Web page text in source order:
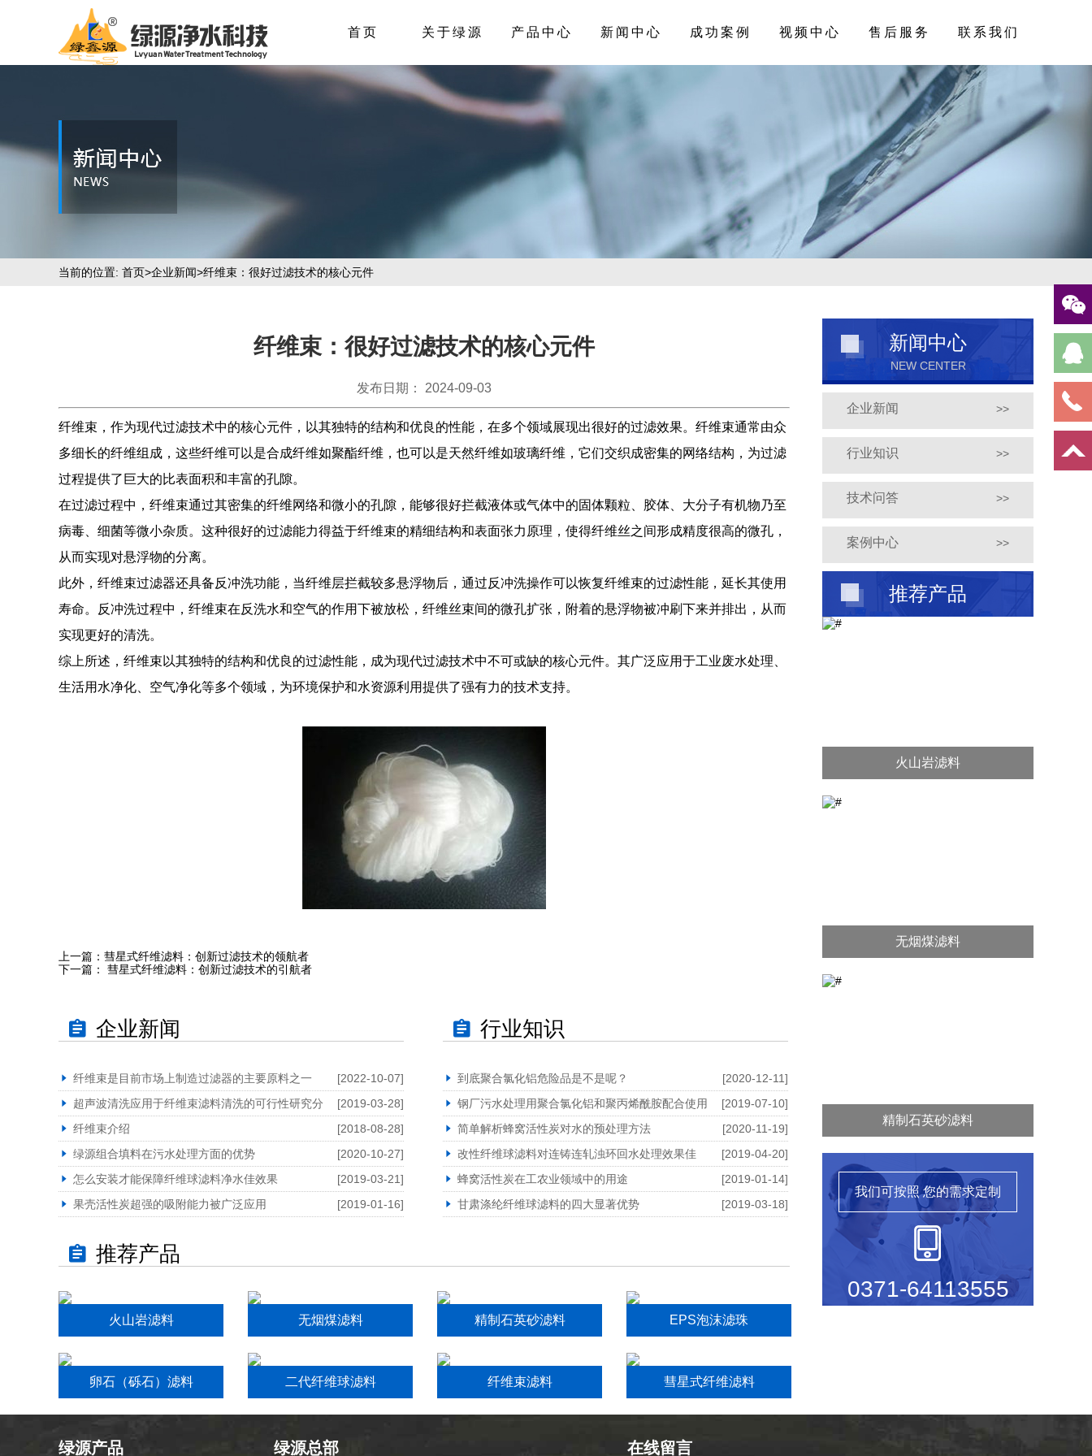
首页 关于绿源 产品中心 新闻中心 成功案例 视频中心 售后服务 联系我们
当前的位置: 首页>企业新闻>纤维束：很好过滤技术的核心元件
新闻中心
NEW CENTER
企业新闻 >>
行业知识 >>
技术问答 >>
案例中心 >>
推荐产品
火山岩滤料
无烟煤滤料
精制石英砂滤料
我们可按照您的需求定制
0371-64113555
纤维束：很好过滤技术的核心元件
发布日期： 2024-09-03
纤维束，作为现代过滤技术中的核心元件，以其独特的结构和优良的性能，在多个领域展现出很好的过滤效果。纤维束通常由众
多细长的纤维组成，这些纤维可以是合成纤维如聚酯纤维，也可以是天然纤维如玻璃纤维，它们交织成密集的网络结构，为过滤
过程提供了巨大的比表面积和丰富的孔隙。
在过滤过程中，纤维束通过其密集的纤维网络和微小的孔隙，能够很好拦截液体或气体中的固体颗粒、胶体、大分子有机物乃至
病毒、细菌等微小杂质。这种很好的过滤能力得益于纤维束的精细结构和表面张力原理，使得纤维丝之间形成精度很高的微孔，
从而实现对悬浮物的分离。
此外，纤维束过滤器还具备反冲洗功能，当纤维层拦截较多悬浮物后，通过反冲洗操作可以恢复纤维束的过滤性能，延长其使用
寿命。反冲洗过程中，纤维束在反洗水和空气的作用下被放松，纤维丝束间的微孔扩张，附着的悬浮物被冲刷下来并排出，从而
实现更好的清洗。
综上所述，纤维束以其独特的结构和优良的过滤性能，成为现代过滤技术中不可或缺的核心元件。其广泛应用于工业废水处理、
生活用水净化、空气净化等多个领域，为环境保护和水资源利用提供了强有力的技术支持。
上一篇： 彗星式纤维滤料：创新过滤技术的领航者
下一篇：
彗星式纤维滤料：创新过滤技术的引航者
企业新闻
纤维束是目前市场上制造过滤器的主要原料之一
[2022-10-07]
超声波清洗应用于纤维束滤料清洗的可行性研究分
[2019-03-28]
纤维束介绍
[2018-08-28]
绿源组合填料在污水处理方面的优势
[2020-10-27]
怎么安装才能保障纤维球滤料净水佳效果
[2019-03-21]
果壳活性炭超强的吸附能力被广泛应用
[2019-01-16]
行业知识
到底聚合氯化铝危险品是不是呢？
[2020-12-11]
钢厂污水处理用聚合氯化铝和聚丙烯酰胺配合使用
[2019-07-10]
简单解析蜂窝活性炭对水的预处理方法
[2020-11-19]
改性纤维球滤料对连铸连轧浊环回水处理效果佳
[2019-04-20]
蜂窝活性炭在工农业领域中的用途
[2019-01-14]
甘肃涤纶纤维球滤料的四大显著优势
[2019-03-18]
推荐产品
火山岩滤料 无烟煤滤料 精制石英砂滤料 EPS泡沫滤珠
卵石（砾石）滤料 二代纤维球滤料 纤维束滤料 彗星式纤维滤料
绿源产品 绿源总部 在线留言